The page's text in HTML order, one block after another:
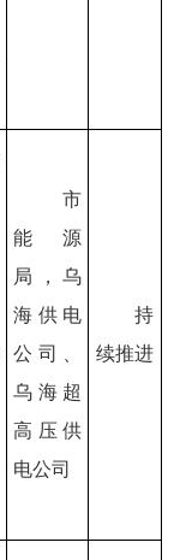
市
能源
局
， 乌
海 供电
公司
乌海超
高压供
电公司
持
续推进